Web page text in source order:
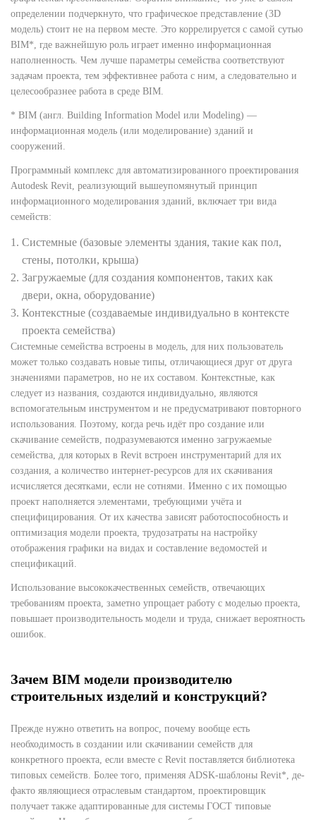
определении подчеркнуто, что графическое представление (3D
модель) стоит не на первом месте. Это коррелируется с самой сутью
BIM*, где важнейшую роль играет именно информационная
наполненность. Чем лучше параметры семейства соответствуют
задачам проекта, тем эффективнее работа с ним, а следовательно и
целесообразнее работа в среде BIM.
* BIM (англ. Building Information Model или Modeling) —
информационная модель (или моделирование) зданий и
сооружений.
Программный комплекс для автоматизированного проектирования
Autodesk Revit, реализующий вышеупомянутый принцип
информационного моделирования зданий, включает три вида
семейств:
Системные (базовые элементы здания, такие как пол,
стены, потолки, крыша)
Загружаемые (для создания компонентов, таких как
двери, окна, оборудование)
Контекстные (создаваемые индивидуально в контексте
проекта семейства)
Системные семейства встроены в модель, для них пользователь
может только создавать новые типы, отличающиеся друг от друга
значениями параметров, но не их составом. Контекстные, как
следует из названия, создаются индивидуально, являются
вспомогательным инструментом и не предусматривают повторного
использования. Поэтому, когда речь идёт про создание или
скачивание семейств, подразумеваются именно загружаемые
семейства, для которых в Revit встроен инструментарий для их
создания, а количество интернет-ресурсов для их скачивания
исчисляется десятками, если не сотнями. Именно с их помощью
проект наполняется элементами, требующими учёта и
специфицирования. От их качества зависят работоспособность и
оптимизация модели проекта, трудозатраты на настройку
отображения графики на видах и составление ведомостей и
спецификаций.
Использование высококачественных семейств, отвечающих
требованиям проекта, заметно упрощает работу с моделью проекта,
повышает производительность модели и труда, снижает вероятность
ошибок.
Зачем BIM модели производителю
строительных изделий и конструкций?
Прежде нужно ответить на вопрос, почему вообще есть
необходимость в создании или скачивании семейств для
конкретного проекта, если вместе с Revit поставляется библиотека
типовых семейств. Более того, применяя ADSK-шаблоны Revit*, де-
факто являющиеся отраслевым стандартом, проектировщик
получает также адаптированные для системы ГОСТ типовые